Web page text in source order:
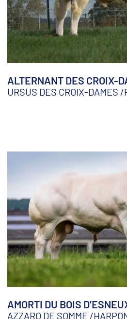
ALTERNANT DES CROIX-
URSUS DES CROIX-DAMES /
AMORTI DU BOIS
AZZARO DE SOMME /